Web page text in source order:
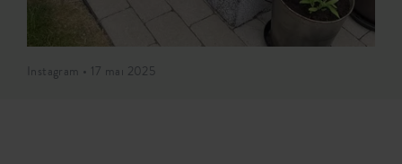
Instagram • 17 mai 2025